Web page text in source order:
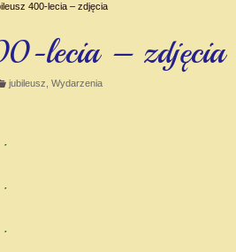
400-lecia – zdjęcia
lecia – zdjęcia
jubileusz Wydarzenia
.
.
.